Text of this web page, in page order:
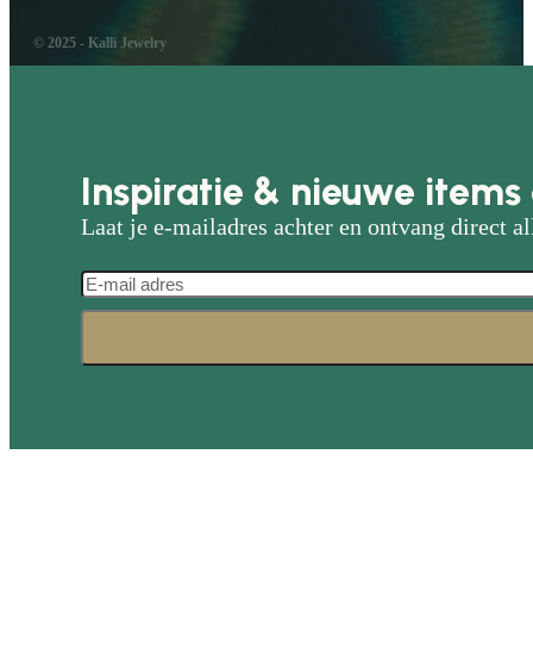
© 2025 - Kalli Jewelry
Inspiratie & nieuwe
Laat je e-mailadres achter en ontvang direct